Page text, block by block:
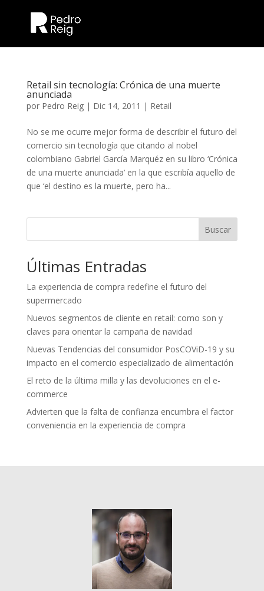
Retail sin tecnología: Crónica de una muerte
anunciada
por Pedro Reig| Dic 14, 2011 | Retail
No se me ocurre mejor forma de describir el futuro del
comercio sin tecnología que citando al nobel
colombiano Gabriel García Marquéz en su libro ‘Crónica
de una muerte anunciada’ en la que escribía aquello de
que ‘el destino es la muerte, pero ha...
Buscar
Últimas Entradas
La experiencia de compra redefine el futuro del
supermercado
Nuevos segmentos de cliente en retail: como son y
claves para orientar la campaña de navidad
Nuevas Tendencias del consumidor PosCOViD-19 y su
impacto en el comercio especializado de alimentación
El reto de la última milla y las devoluciones en el e-
commerce
Advierten que la falta de confianza encumbra el factor
conveniencia en la experiencia de compra